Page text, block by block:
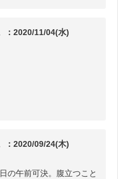
：2020/11/04(水)
：2020/09/24(木)
の午前可決。腹立つこと